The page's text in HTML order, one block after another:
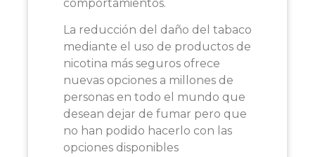
comportamientos.
La reducción del daño del tabaco
mediante el uso de productos de
nicotina más seguros ofrece
nuevas opciones a millones de
personas en todo el mundo que
desean dejar de fumar pero que
no han podido hacerlo con las
opciones disponibles